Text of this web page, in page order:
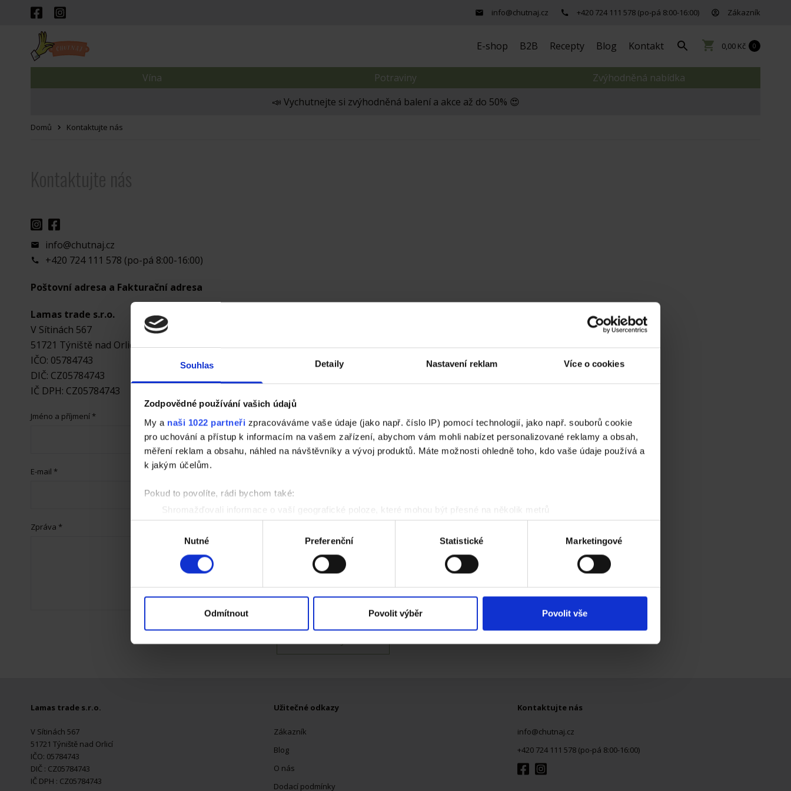
Souhlas Detaily Nastavení reklam Více o cookies
Zodpovědné používání vašich údajů
My a naši 1022 partneři zpracováváme vaše údaje (jako např. číslo IP) pomocí technologií, jako např. souborů cookie
pro uchování a přístup k informacím na vašem zařízení, abychom vám mohli nabízet personalizované reklamy a obsah,
měření reklam a obsahu, náhled na návštěvníky a vývoj produktů. Máte možnosti ohledně toho, kdo vaše údaje používá a
k jakým účelům.
Pokud to povolíte, rádi bychom také:
Shromažďovali informace o vaší geografické poloze, které mohou být přesné na několik metrů
Identifikovali vaše zařízení pomocí aktivního skenování pro konkrétní charakteristiky (otisk prstu)
Zjistěte více o tom, jak zpracováváme vaše osobní údaje, a nastavte si předvolby v
části s podrobnostmi. Svůj souhlas
můžete kdykoliv změnit nebo odvolat v části Prohlášení o souborech cookie.
cookie. Informace o tom, jak náš web používáte, sdílíme se svými partnery pro sociální média, inzerci a analýzy. Partneři
tyto údaje mohou zkombinovat s dalšími informacemi, které jste jim poskytli nebo které získali v důsledku toho, že
Nutné Preferenční Statistické Marketingové
Odmítnout Povolit výběr Povolit vše
info@chutnaj.cz +420 724 111 578 (po-pá 8:00-16:00) Zákazník
E-shop B2B Recepty Blog Kontakt 0,00 Kč 0
Vína Potraviny
Zvýhodněná nabídka
📣 Vychutnejte si zvýhodněná balení a akce až do 50% 😍
Domů Kontaktujte nás
info@chutnaj.cz
+420 724 111 578 (po-pá 8:00-16:00)
Poštovní adresa a Fakturační adresa
Lamas trade s.r.o.
V Sítinách 567
51721 Týniště nad Orlicí
IČO: 05784743
DIČ: CZ05784743
IČ DPH: CZ05784743
Jméno a příjmení *
E-mail *
Zpráva *
KONTAKTUJTE NÁS
Lamas trade s.r.o.
V Sítinách 567
51721 Týniště nad Orlicí
IČO: 05784743
DIČ : CZ05784743
IČ DPH : CZ05784743
Užitečné odkazy
Zákazník
Blog
O nás
Dodací podmínky
Kontaktujte nás
info@chutnaj.cz
+420 724 111 578 (po-pá 8:00-16:00)